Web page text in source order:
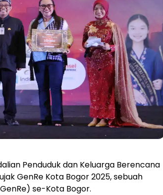
Penduduk dan Keluarga Berencana
GenRe Kota Bogor 2025, sebuah
se-Kota Bogor.